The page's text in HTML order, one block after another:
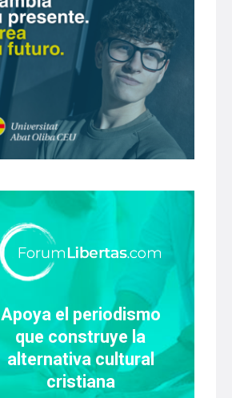
Apoya el periodismo
que construye la
alternativa cultural
cristiana